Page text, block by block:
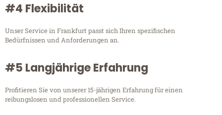
#4 Flexibilität
Unser Service in Frankfurt passt sich Ihren spezifischen
Bedürfnissen und Anforderungen an.
#5 Langjährige Erfahrung
Profitieren Sie von unserer 15-jährigen Erfahrung für einen
reibungslosen und professionellen Service.